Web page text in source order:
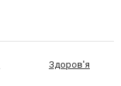
Здоров'я